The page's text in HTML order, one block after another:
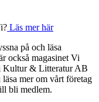
Läs mer här
på och läsa
också magasinet Vi
Kultur & Litteratur AB
mer om vårt företag
bli medlem.